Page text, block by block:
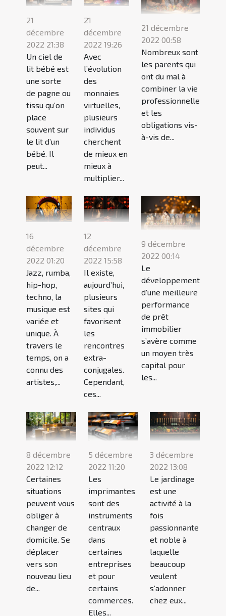
21
décembre
2022 21:38
Un ciel de
lit bébé est
une sorte
de pagne ou
tissu qu’on
place
souvent sur
le lit d’un
bébé. Il
peut...
21
décembre
2022 19:26
Avec
l’évolution
des
monnaies
virtuelles,
plusieurs
individus
cherchent
de mieux en
mieux à
multiplier...
21 décembre
2022 00:58
Nombreux sont
les parents qui
ont du mal à
combiner la vie
professionnelle
et les
obligations vis-
à-vis de...
16
décembre
2022 01:20
Jazz, rumba,
hip-hop,
techno, la
musique est
variée et
unique. À
travers le
temps, on a
connu des
artistes,...
12
décembre
2022 15:58
Il existe,
aujourd’hui,
plusieurs
sites qui
favorisent
les
rencontres
extra-
conjugales.
Cependant,
ces...
9 décembre
2022 00:14
Le
développement
d’une meilleure
performance
de prêt
immobilier
s’avère comme
un moyen très
capital pour
les...
8 décembre
2022 12:12
Certaines
situations
peuvent vous
obliger à
changer de
domicile. Se
déplacer
vers son
nouveau lieu
de...
5 décembre
2022 11:20
Les
imprimantes
sont des
instruments
centraux
dans
certaines
entreprises
et pour
certains
commerces.
Elles...
3 décembre
2022 13:08
Le jardinage
est une
activité à la
fois
passionnante
et noble à
laquelle
beaucoup
veulent
s’adonner
chez eux...